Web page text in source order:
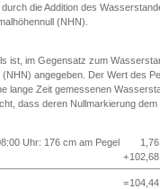
die Addition des
(NHN).
ist, im Gegensatz zum
angegeben. Der Wert des
lange Zeit gemessenen
dass deren Nullmarkierung dem
Uhr: 176 cm am Pegel
1,76
+102,68
=104,44